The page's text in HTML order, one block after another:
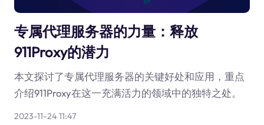
专属代理服务器的力量：释放
911Proxy的潜力
本文探讨了专属代理服务器的关键好处和应用，重点
介绍911Proxy在这一充满活力的领域中的独特之处。
2023-11-24 11:47